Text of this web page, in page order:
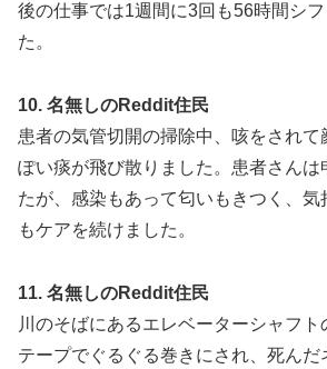
後の仕事では1週間に3回も56時間シ
た。
10. 名無しのReddit住民
患者の気管切開の掃除中、咳をされて
ぽい痰が飛び散りました。患者さんは
たが、感染もあって匂いもきつく、気
もケアを続けました。
11. 名無しのReddit住民
川のそばにあるエレベーターシャフト
テープでぐるぐる巻きにされ、死ん